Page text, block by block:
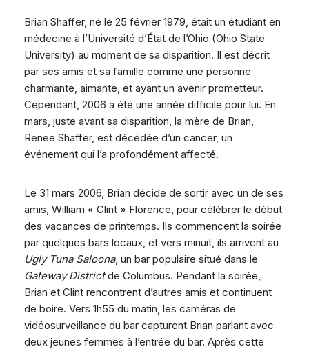
Brian Shaffer, né le 25 février 1979, était un étudiant en
médecine à l’Université d’État de l’Ohio (Ohio State
University) au moment de sa disparition. Il est décrit
par ses amis et sa famille comme une personne
charmante, aimante, et ayant un avenir prometteur.
Cependant, 2006 a été une année difficile pour lui. En
mars, juste avant sa disparition, la mère de Brian,
Renee Shaffer, est décédée d’un cancer, un
événement qui l’a profondément affecté.
Le 31 mars 2006, Brian décide de sortir avec un de ses
amis, William « Clint » Florence, pour célébrer le début
des vacances de printemps. Ils commencent la soirée
par quelques bars locaux, et vers minuit, ils arrivent au
Ugly Tuna Saloona, un bar populaire situé dans le
Gateway Districtde Columbus. Pendant la soirée,
Brian et Clint rencontrent d’autres amis et continuent
de boire. Vers 1h55 du matin, les caméras de
vidéosurveillance du bar capturent Brian parlant avec
deux jeunes femmes à l’entrée du bar. Après cette